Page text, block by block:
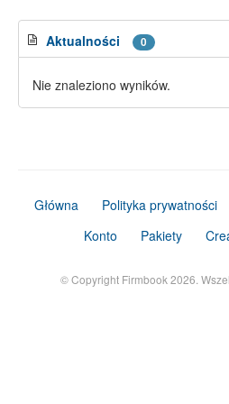
Aktualności 0
Nie znaleziono wyników.
Główna Polityka prywatności
Konto
Pakiety
© Copyright Firmbook 2026.